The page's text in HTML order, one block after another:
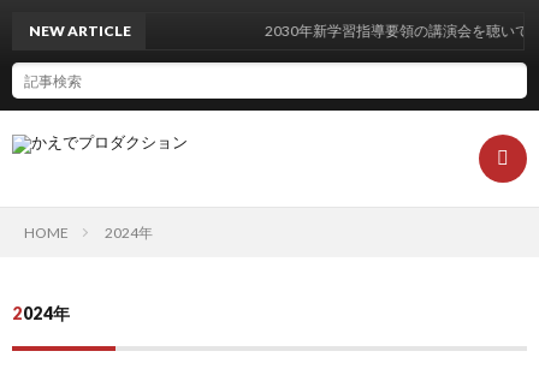
ね
NEW ARTICLE 2030年新学習指導要領の講演会を聴いてき
HOME 2024年
2024年